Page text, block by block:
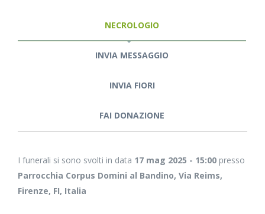
NECROLOGIO
INVIA MESSAGGIO
INVIA FIORI
FAI DONAZIONE
I funerali si sono svolti in data 17 mag 2025 - 15:00 presso
Parrocchia Corpus Domini al Bandino, Via Reims,
Firenze, FI, Italia